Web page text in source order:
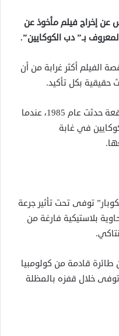
عن إخراج فيلم مأخوذ عن
بـ” دب الكوكايين”.
الفيلم أكثر غرابة من أن
حقيقية بكل تأكيد.
وذكر الموقع أن الفيلم مقتبس من واقعة حدثت عام 1985، عندما
من الكوكايين في غابة
توفى تحت تأثير جرعة
الزائدة، وعٌثر عليه بجوار 40 حاوية بلاستيكية فارغة من
قادمة من كولومبيا
توفى خلال قفزه بالمظلة